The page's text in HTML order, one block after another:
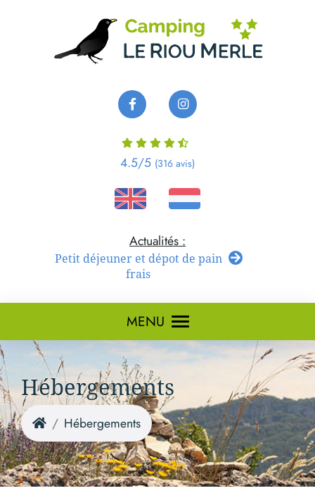
Petit déjeuner et dépot de pain
frais
4.5/5 (316 avis)
MENU
Hébergements
Hébergements